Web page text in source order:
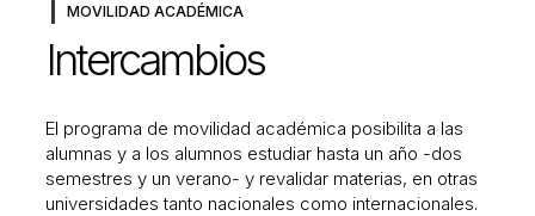
MOVILIDAD ACADÉMICA
Intercambios
El programa de movilidad académica posibilita a las
alumnas y a los alumnos estudiar hasta un año -dos
semestres y un verano- y revalidar materias, en otras
universidades tanto nacionales como internacionales.